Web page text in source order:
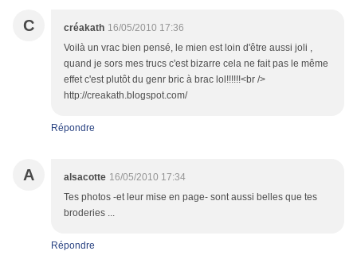
C créakath 16/05/2010 17:36
Voilà un vrac bien pensé, le mien est loin d'être aussi joli ,
quand je sors mes trucs c'est bizarre cela ne fait pas le même
effet c'est plutôt du genr bric à brac lol!!!!!!<br />
http://creakath.blogspot.com/
Répondre
A alsacotte 16/05/2010 17:34
Tes photos -et leur mise en page- sont aussi belles que tes
broderies ...
Répondre